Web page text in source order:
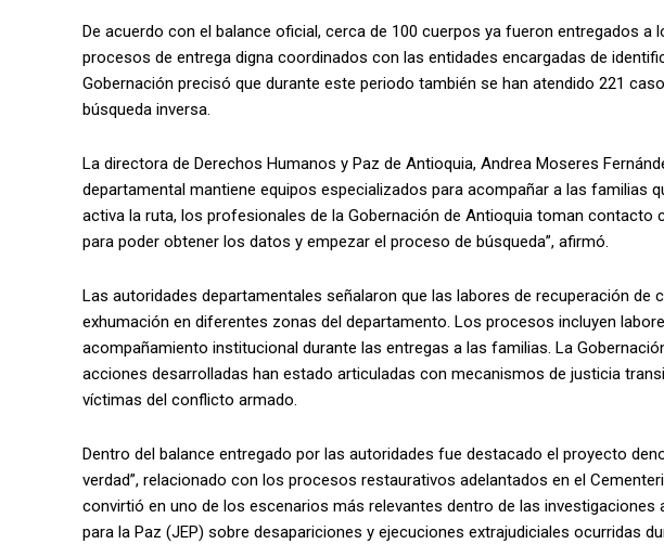
De acuerdo con el balance oficial, cerca de 100 cuerpos ya fueron entregados a
procesos de entrega digna coordinados con las entidades encargadas de
Gobernación precisó que durante este periodo también se han atendido 221
búsqueda inversa.
La directora de Derechos Humanos y Paz de Antioquia, Andrea Moseres
departamental mantiene equipos especializados para acompañar a las familias
activa la ruta, los profesionales de la Gobernación de Antioquia toman contacto
para poder obtener los datos y empezar el proceso de búsqueda”, afirmó.
Las autoridades departamentales señalaron que las labores de recuperación de
exhumación en diferentes zonas del departamento. Los procesos incluyen
acompañamiento institucional durante las entregas a las familias. La
acciones desarrolladas han estado articuladas con mecanismos de justicia
víctimas del conflicto armado.
Dentro del balance entregado por las autoridades fue destacado el proyecto
verdad”, relacionado con los procesos restaurativos adelantados en el
convirtió en uno de los escenarios más relevantes dentro de las investigaciones
para la Paz (JEP) sobre desapariciones y ejecuciones extrajudiciales ocurridas